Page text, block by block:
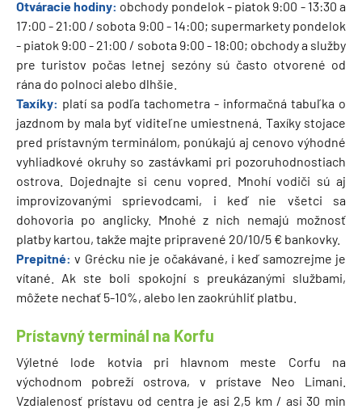
Otváracie hodiny: obchody pondelok - piatok 9:00 - 13:30 a
17:00 - 21:00 / sobota 9:00 - 14:00; supermarkety pondelok
- piatok 9:00 - 21:00 / sobota 9:00 - 18:00; obchody a služby
pre turistov počas letnej sezóny sú často otvorené od
rána do polnoci alebo dlhšie.
Taxíky: platí sa podľa tachometra - informačná tabuľka o
jazdnom by mala byť viditeľne umiestnená. Taxíky stojace
pred prístavným terminálom, ponúkajú aj cenovo výhodné
vyhliadkové okruhy so zastávkami pri pozoruhodnostiach
ostrova. Dojednajte si cenu vopred. Mnohí vodiči sú aj
improvizovanými sprievodcami, i keď nie všetci sa
dohovoria po anglicky. Mnohé z nich nemajú možnosť
platby kartou, takže majte pripravené 20/10/5 € bankovky.
Prepitné:v Grécku nie je očakávané, i keď samozrejme je
vítané. Ak ste boli spokojní s preukázanými službami,
môžete nechať 5-10%, alebo len zaokrúhliť platbu.
Prístavný terminál na Korfu
Výletné lode kotvia pri hlavnom meste Corfu na
východnom pobreží ostrova, v prístave Neo Limani.
Vzdialenosť prístavu od centra je asi 2,5 km / asi 30 min